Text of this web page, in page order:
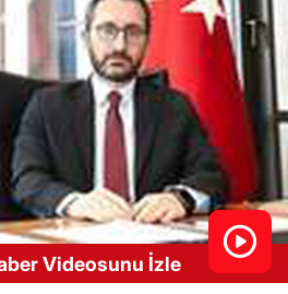
Videosunu İzle